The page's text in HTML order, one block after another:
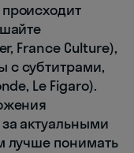
France Culture),
с субтитрами,
Le Figaro).
актуальными
лучше понимать